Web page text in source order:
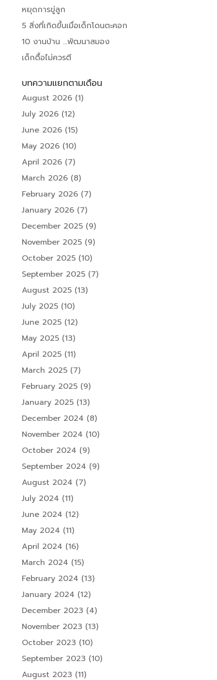
หยุดการขู่ลูก
5 สิ่งที่เกิดขึ้นเมื่อเด็กโดนตะคอก
10 งานบ้าน …พัฒนาสมอง
เด็กดื้อไม่ควรตี
บทความแยกตามเดือน
August 2026(1)
July 2026(12)
June 2026(15)
May 2026(10)
April 2026(7)
March 2026(8)
February 2026(7)
January 2026(7)
December 2025(9)
November 2025(9)
October 2025(10)
September 2025(7)
August 2025(13)
July 2025(10)
June 2025(12)
May 2025(13)
April 2025(11)
March 2025(7)
February 2025(9)
January 2025(13)
December 2024 (8)
November 2024 (10)
October 2024 (9)
September 2024 (9)
August 2024 (7)
July 2024 (11)
June 2024 (12)
May 2024 (11)
April 2024 (16)
March 2024 (15)
February 2024 (13)
January 2024 (12)
December 2023 (4)
November 2023 (13)
October 2023 (10)
September 2023 (10)
August 2023 (11)